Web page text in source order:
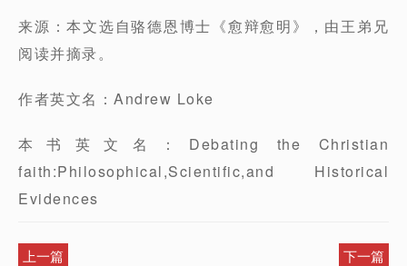
来源：本文选自骆德恩博士《愈辩愈明》，由王弟兄
阅读并摘录。
作者英文名：Andrew Loke
本书英文名：Debating the Christian
faith:Philosophical,Scientific,and Historical
Evidences
上一篇 下一篇